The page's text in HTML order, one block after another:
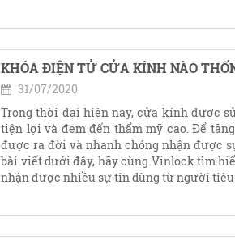
KHÓA ĐIỆN TỬ CỬA KÍNH NÀO
31/07/2020
Trong thời đại hiện nay, cửa kính được
tiện lợi và đem đến thẩm mỹ cao. Để
được ra đời và nhanh chóng nhận được
bài viết dưới đây, hãy cùng Vinlock tìm
nhận được nhiều sự tin dùng từ người tiêu